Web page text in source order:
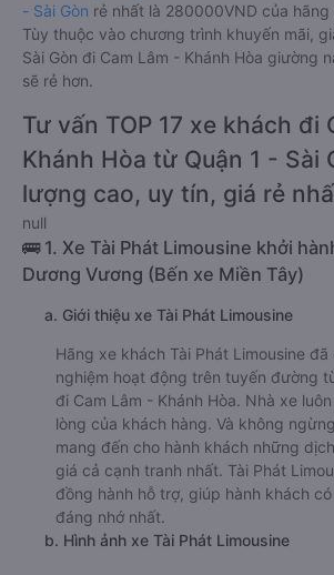
- Sài Gòn rẻ nhất là 280000VND của hãng
Tùy thuộc vào chương trình khuyến mãi,
Sài Gòn đi Cam Lâm - Khánh Hòa giường
sẽ rẻ hơn.
Tư vấn TOP 17 xe khách đi
Khánh Hòa từ Quận 1 - Sài
lượng cao, uy tín, giá rẻ
null
🚌 1. Xe Tài Phát Limousine khởi
Dương Vương (Bến xe Miền Tây)
a. Giới thiệu xe Tài Phát Limousine
Hãng xe khách Tài Phát Limousine đã
nghiệm hoạt động trên tuyến đường
đi Cam Lâm - Khánh Hòa. Nhà xe
lòng của khách hàng. Và không
mang đến cho hành khách những
giá cả cạnh tranh nhất. Tài Phát
đồng hành hỗ trợ, giúp hành khách
đáng nhớ nhất.
b. Hình ảnh xe Tài Phát Limousine